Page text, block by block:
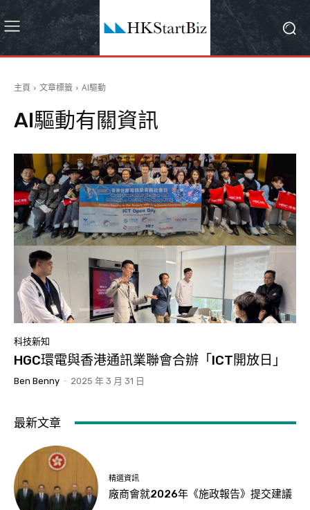
主頁 文章標籤 AI驅動
AI驅動有關資訊
科技新知
HGC環電與香港通訊業聯會合辦「ICT開放日」
Ben Benny - 2025 年 3 月 31 日
最新文章
精選資訊
廠商會就2026年《施政報告》提交建議